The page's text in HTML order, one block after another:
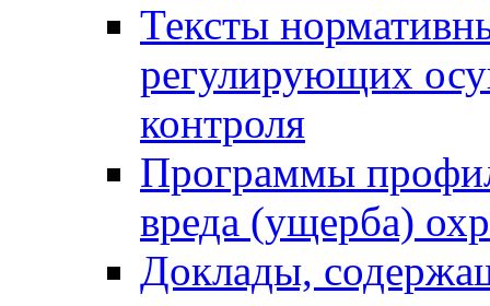
Тексты
регулирующих
контроля
Программы
вреда (ущерба)
Доклады,